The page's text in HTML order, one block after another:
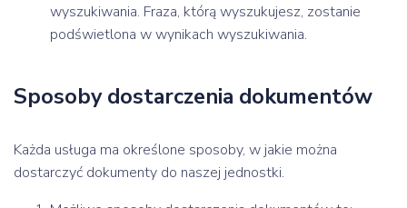
wyszukiwania. Fraza, którą wyszukujesz, zostanie
podświetlona w wynikach wyszukiwania.
Sposoby dostarczenia dokumentów
Każda usługa ma określone sposoby, w jakie można
dostarczyć dokumenty do naszej jednostki.